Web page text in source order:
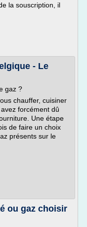
la souscription, il
- Le
gaz ?
chauffer, cuisiner
forcément dû
Une étape
de faire un choix
présents sur le
ou gaz choisir